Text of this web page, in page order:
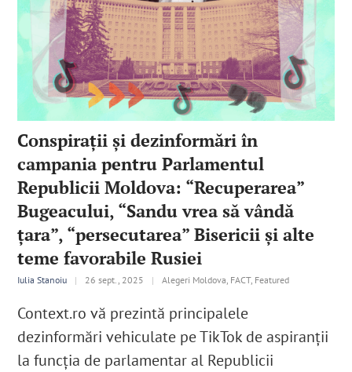
Conspirații și dezinformări în
campania pentru Parlamentul
Republicii Moldova: “Recuperarea”
Bugeacului, “Sandu vrea să vândă
țara”, “persecutarea” Bisericii și alte
teme favorabile Rusiei
Iulia Stanoiu | 26 sept., 2025 | Alegeri Moldova, FACT, Featured
Context.ro vă prezintă principalele
dezinformări vehiculate pe TikTok de aspiranții
la funcția de parlamentar al Republicii